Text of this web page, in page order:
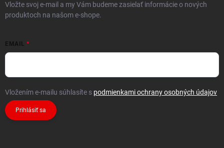
Vložte svoj e-mail a my Vám budeme zasielať informácie o nových
produktoch na našom e-shope.
EMAIL
Vložením e-mailu súhlasíte s podmienkami ochrany osobných údajov
Prihlásiť sa